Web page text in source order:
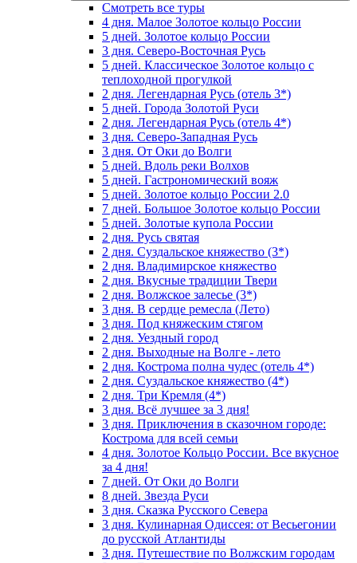
Смотреть все туры
4 дня. Малое Золотое кольцо России
5 дней. Золотое кольцо России
3 дня. Северо-Восточная Русь
5 дней. Классическое Золотое кольцо с
теплоходной прогулкой
2 дня. Легендарная Русь (отель 3*)
5 дней. Города Золотой Руси
2 дня. Легендарная Русь (отель 4*)
3 дня. Северо-Западная Русь
3 дня. От Оки до Волги
5 дней. Вдоль реки Волхов
5 дней. Гастрономический вояж
5 дней. Золотое кольцо России 2.0
7 дней. Большое Золотое кольцо России
5 дней. Золотые купола России
2 дня. Русь святая
2 дня. Суздальское княжество (3*)
2 дня. Владимирское княжество
2 дня. Вкусные традиции Твери
2 дня. Волжское залесье (3*)
3 дня. В сердце ремесла (Лето)
3 дня. Под княжеским стягом
2 дня. Уездный город
2 дня. Выходные на Волге - лето
2 дня. Кострома полна чудес (отель 4*)
2 дня. Суздальское княжество (4*)
2 дня. Три Кремля (4*)
3 дня. Всё лучшее за 3 дня!
3 дня. Приключения в сказочном городе:
Кострома для всей семьи
4 дня. Золотое Кольцо России. Все вкусное
за 4 дня!
7 дней. От Оки до Волги
8 дней. Звезда Руси
3 дня. Сказка Русского Севера
3 дня. Кулинарная Одиссея: от Весьегонии
до русской Атлантиды
3 дня. Путешествие по Волжским городам